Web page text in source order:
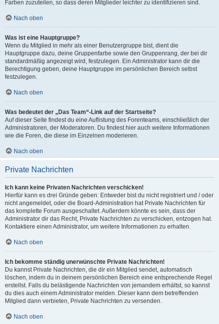
Farben zuzuteilen, so dass deren Mitglieder leichter zu identifizieren sind.
Nach oben
Was ist eine Hauptgruppe?
Wenn du Mitglied in mehr als einer Benutzergruppe bist, dient die
Hauptgruppe dazu, deine Gruppenfarbe sowie den Gruppenrang, der bei dir
standardmäßig angezeigt wird, festzulegen. Ein Administrator kann dir die
Berechtigung geben, deine Hauptgruppe im persönlichen Bereich selbst
festzulegen.
Nach oben
Was bedeutet der „Das Team“-Link auf der Startseite?
Auf dieser Seite findest du eine Auflistung des Forenteams, einschließlich der
Administratoren, der Moderatoren. Du findest hier auch weitere Informationen
wie die Foren, die diese im Einzelnen moderieren.
Nach oben
Private Nachrichten
Ich kann keine Privaten Nachrichten verschicken!
Hierfür kann es drei Gründe geben: Entweder bist du nicht registriert und / oder
nicht angemeldet, oder die Board-Administration hat Private Nachrichten für
das komplette Forum ausgeschaltet. Außerdem könnte es sein, dass der
Administrator dir das Recht, Private Nachrichten zu verschicken, entzogen hat.
Kontaktiere einen Administrator, um weitere Informationen zu erhalten.
Nach oben
Ich bekomme ständig unerwünschte Private Nachrichten!
Du kannst Private Nachrichten, die dir ein Mitglied sendet, automatisch
löschen, indem du in deinem persönlichen Bereich eine entsprechende Regel
erstellst. Falls du belästigende Nachrichten von jemandem erhältst, so kannst
du dies auch einem Administrator melden. Dieser kann dem betreffenden
Mitglied dann verbieten, Private Nachrichten zu versenden.
Nach oben